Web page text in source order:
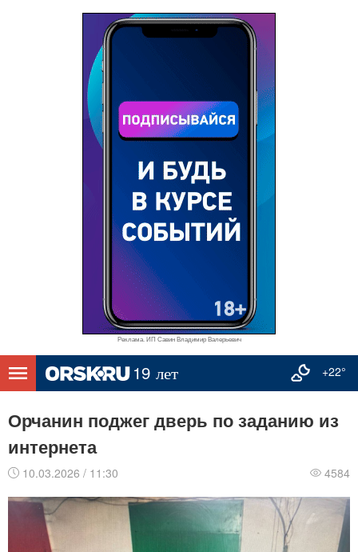
Реклама. ИП Савин Владимир Валерьевич
+22°
Орчанин поджег дверь по заданию из
интернета
10.03.2026 / 11:30 4584